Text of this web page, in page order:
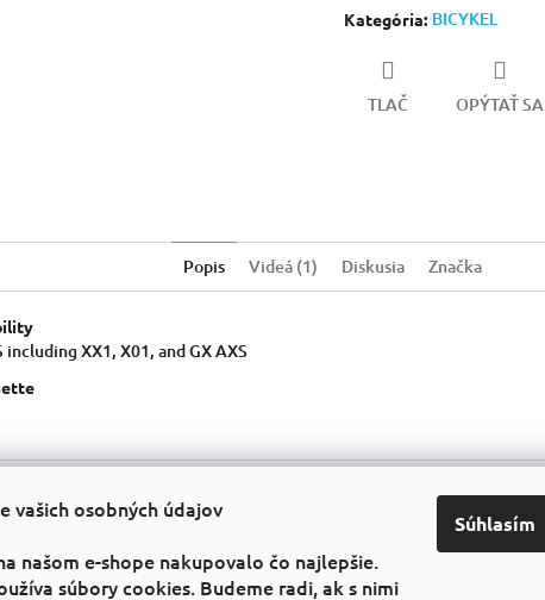
vašich osobných údajov
našom e-shope nakupovalo čo najlepšie.
súbory cookies. Budeme radi, ak s nimi
Súhlasím
Kategória: BICYKEL
TLAČ OPÝTAŤ SA
Popis Videá (1) Diskusia Značka
including XX1, X01, and GX AXS
Informácie pre vás
Všeobecné obchodné podmienky
GDPR
Facebook